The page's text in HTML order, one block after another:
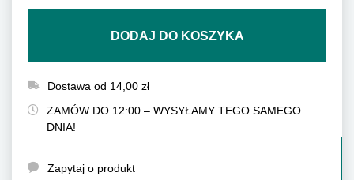
DODAJ DO KOSZYKA
Dostawa od 14,00 zł
ZAMÓW DO 12:00 – WYSYŁAMY TEGO SAMEGO
DNIA!
Zapytaj o produkt